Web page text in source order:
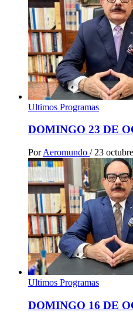
Ultimos Programas
DOMINGO 23 DE
Por Aeromundo / 23
Ultimos Programas
DOMINGO 16 DE